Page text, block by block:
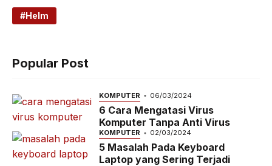
Helm
Popular Post
KOMPUTER 06/03/2024
6 Cara Mengatasi Virus
Komputer Tanpa Anti Virus
KOMPUTER 02/03/2024
5 Masalah Pada Keyboard
Laptop yang Sering Terjadi